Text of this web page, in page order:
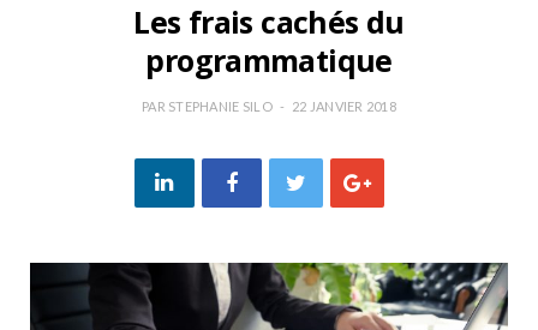
Les frais cachés du
programmatique
PAR STEPHANIE SILO 22 JANVIER 2018